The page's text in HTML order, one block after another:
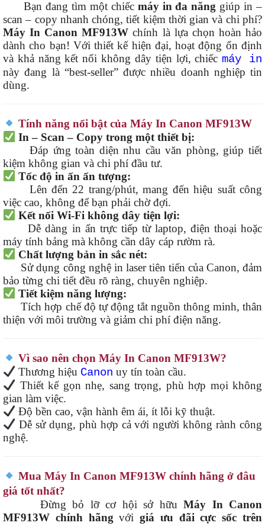
Bạn đang tìm một chiếc máy in đa năng giúp in –
scan – copy nhanh chóng, tiết kiệm thời gian và chi phí?
Máy In Canon MF913W chính là lựa chọn hoàn hảo
dành cho bạn! Với thiết kế hiện đại, hoạt động ổn định
và khả năng kết nối không dây tiện lợi, chiếc máy in
này đang là “best-seller” được nhiều doanh nghiệp tin
dùng.
Tính năng nổi bật của Máy In Canon MF913W
In – Scan – Copy trong một thiết bị:
Đáp ứng toàn diện nhu cầu văn phòng, giúp tiết
kiệm không gian và chi phí đầu tư.
Tốc độ in ấn ấn tượng:
Lên đến 22 trang/phút, mang đến hiệu suất công
việc cao, không để bạn phải chờ đợi.
Kết nối Wi-Fi không dây tiện lợi:
Dễ dàng in ấn trực tiếp từ laptop, điện thoại hoặc
máy tính bảng mà không cần dây cáp rườm rà.
Chất lượng bản in sắc nét:
Sử dụng công nghệ in laser tiên tiến của Canon, đảm
bảo từng chi tiết đều rõ ràng, chuyên nghiệp.
Tiết kiệm năng lượng:
Tích hợp chế độ tự động tắt nguồn thông minh, thân
thiện với môi trường và giảm chi phí điện năng.
Vì sao nên chọn Máy In Canon MF913W?
Thương hiệu Canon uy tín toàn cầu.
Thiết kế gọn nhẹ, sang trọng, phù hợp mọi không
gian làm việc.
Độ bền cao, vận hành êm ái, ít lỗi kỹ thuật.
Dễ sử dụng, phù hợp cả với người không rành công
nghệ.
Mua Máy In Canon MF913W chính hãng ở đâu
giá tốt nhất?
Đừng bỏ lỡ cơ hội sở hữuMáy In Canon
MF913W chính hãng vớigiá ưu đãi cực sốc trên